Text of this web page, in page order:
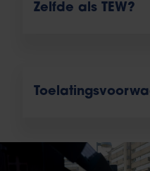
Zelfde als TEW?